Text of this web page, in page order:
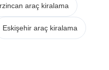
araç kiralama
Eskişehir araç kiralama